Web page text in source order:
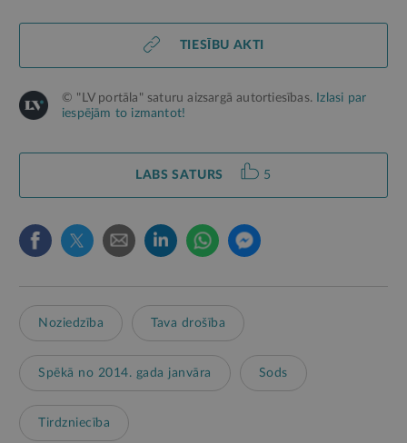
TIESĪBU AKTI
© "LV portāla" saturu aizsargā autortiesības.
Izlasi par
iespējām to izmantot!
LABS SATURS 5
Noziedzība Tava drošība
Spēkā no 2014. gada janvāra Sods
Tirdzniecība